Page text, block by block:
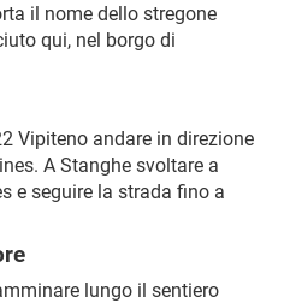
il nome dello stregone
qui, nel borgo di
Vipiteno andare in direzione
A Stanghe svoltare a
e seguire la strada fino a
lungo il sentiero